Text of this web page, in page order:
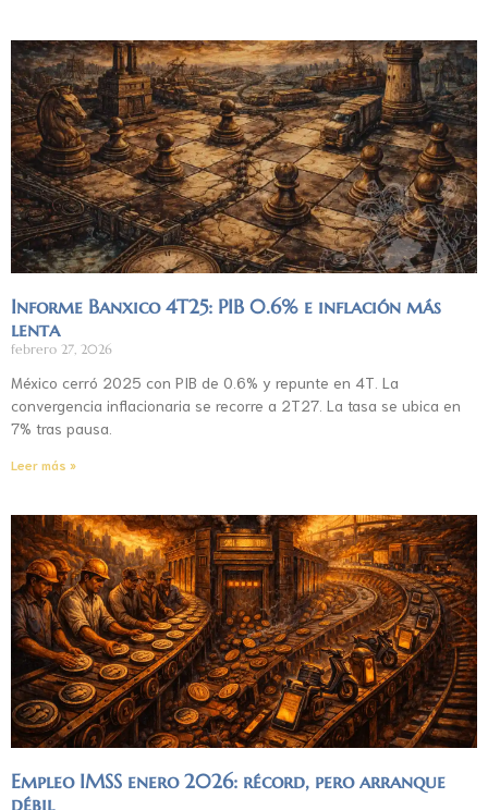
Informe Banxico 4T25: PIB 0.6% e inflación más
lenta
febrero 27, 2026
México cerró 2025 con PIB de 0.6% y repunte en 4T. La
convergencia inflacionaria se recorre a 2T27. La tasa se ubica en
7% tras pausa.
Leer más »
Empleo IMSS enero 2026: récord, pero arranque
débil